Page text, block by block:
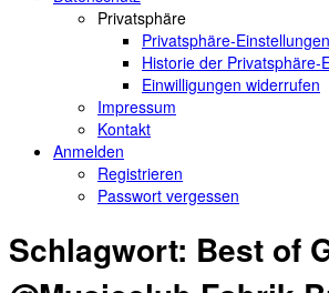
Privatsphäre
Privatsphäre-
Historie der Privatsphäre-
Einwilligungen widerrufen
Impressum
Kontakt
Anmelden
Registrieren
Passwort vergessen
Schlagwort: Best of